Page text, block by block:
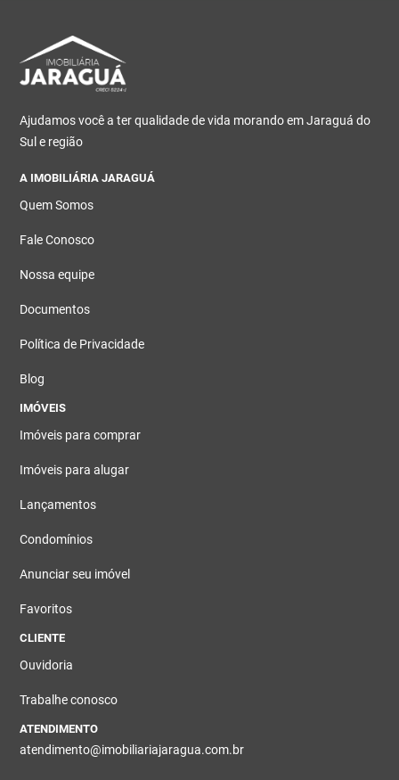
Ajudamos você a ter qualidade de vida morando em Jaraguá do
Sul e região
A IMOBILIÁRIA JARAGUÁ
Quem Somos
Fale Conosco
Nossa equipe
Documentos
Política de Privacidade
Blog
IMÓVEIS
Imóveis para comprar
Imóveis para alugar
Lançamentos
Condomínios
Anunciar seu imóvel
Favoritos
CLIENTE
Ouvidoria
Trabalhe conosco
ATENDIMENTO
atendimento@imobiliariajaragua.com.br